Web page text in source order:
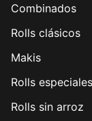
Combinados
Rolls clásicos
Makis
Rolls especiales
Rolls sin arroz